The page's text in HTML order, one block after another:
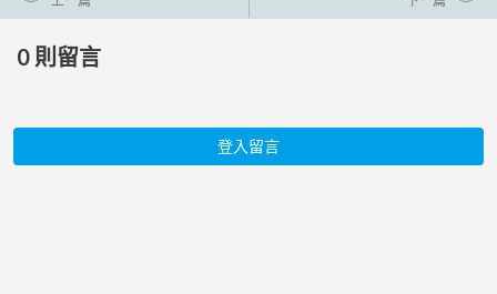
0 則留言
登入留言